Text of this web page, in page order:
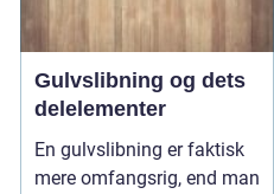
Gulvslibning og dets
delelementer
En gulvslibning er faktisk
mere omfangsrig, end man